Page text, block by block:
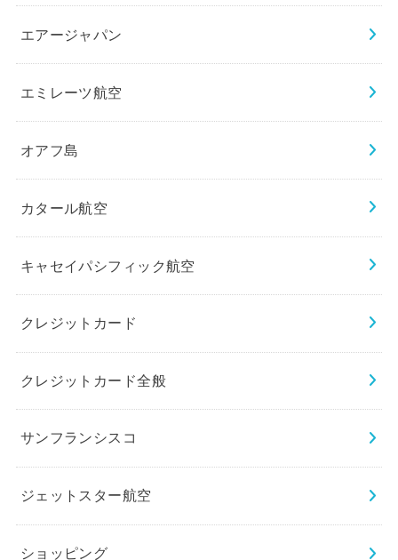
エアージャパン
エミレーツ航空
オアフ島
カタール航空
キャセイパシフィック航空
クレジットカード
クレジットカード全般
サンフランシスコ
ジェットスター航空
ショッピング